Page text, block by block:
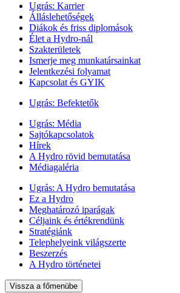
Ugrás: Karrier
Álláslehetőségek
Diákok és friss diplomások
Élet a Hydro-nál
Szakterületek
Ismerje meg munkatársainkat
Jelentkezési folyamat
Kapcsolat és GYIK
Ugrás: Befektetők
Ugrás: Média
Sajtókapcsolatok
Hírek
A Hydro rövid bemutatása
Médiagaléria
Ugrás: A Hydro bemutatása
Ez a Hydro
Meghatározó iparágak
Céljaink és értékrendünk
Stratégiánk
Telephelyeink világszerte
Beszerzés
A Hydro történetei
Vissza a főmenübe